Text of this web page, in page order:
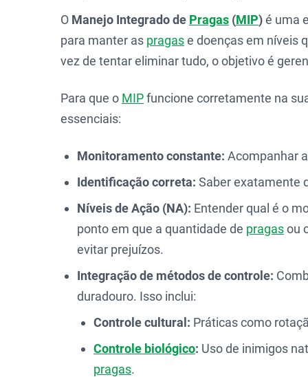
O Manejo Integrado de Pragas (MIP)é uma
para manter as pragase doenças em níveis
vez de tentar eliminar tudo, o objetivo é
Para que o MIPfuncione corretamente na
essenciais:
Monitoramento constante: Acompanhar
Identificação correta: Saber exatamente
Níveis de Ação (NA): Entender qual é o
ponto em que a quantidade de pragasou
evitar prejuízos.
Integração de métodos de controle:
duradouro. Isso inclui:
Controle cultural: Práticas como
Controle biológico: Uso de inimigos
pragas.